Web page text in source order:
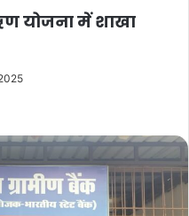
योजना में शाखा